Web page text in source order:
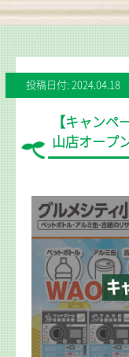
投稿日付: 2024.04.18
【キャンペ
山店オープ